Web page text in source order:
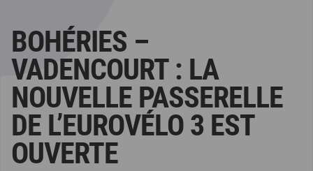
BOHÉRIES –
VADENCOURT : LA
NOUVELLE PASSERELLE
DE L’EUROVÉLO 3 EST
OUVERTE